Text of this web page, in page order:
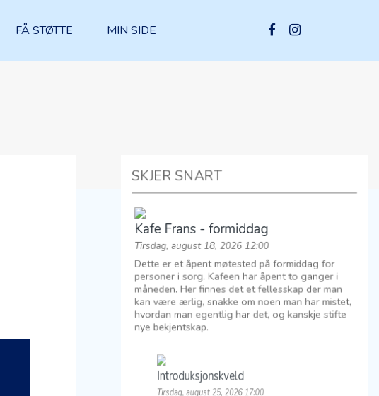
FÅ STØTTE MIN SIDE
SKJER SNART
Kafe Frans - formiddag
Tirsdag, august 18, 2026 12:00
Dette er et åpent møtested på formiddag for
personer i sorg. Kafeen har åpent to ganger i
måneden. Her finnes det et fellesskap der man
kan være ærlig, snakke om noen man har mistet,
hvordan man egentlig har det, og kanskje stifte
nye bekjentskap.
Introduksjonskveld
Tirsdag, august 25, 2026 17:00